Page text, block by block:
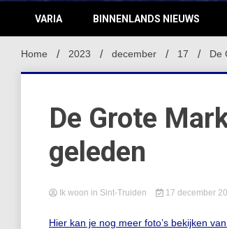
VARIA BINNENLANDS NIEUWS
Home 2023 december 17 De
De Grote
geleden
Ik woon in Sint-Truiden 17 december
Hier kan je nog meer foto’s bekijken